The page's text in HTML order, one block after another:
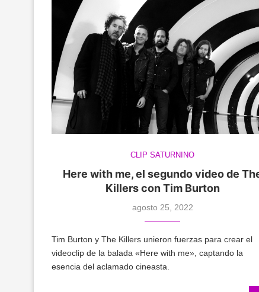
CLIP SATURNINO
Here with me, el segundo video de
Killers con Tim Burton
agosto 25, 2022
Tim Burton y The Killers unieron fuerzas para crear el
videoclip de la balada «Here with me», captando la
esencia del aclamado cineasta.